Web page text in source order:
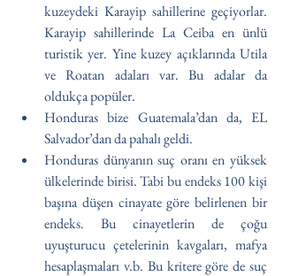
kuzeydeki Karayip sahillerine geçiyorlar.
Karayip sahillerinde La Ceiba en ünlü
turistik yer. Yine kuzey açıklarında Utila
ve Roatan adaları var. Bu adalar da
oldukça popüler.
Honduras bize Guatemala’dan da, EL
Salvador’dan da pahalı geldi.
Honduras dünyanın suç oranı en yüksek
ülkelerinde birisi. Tabi bu endeks 100 kişi
başına düşen cinayate göre belirlenen bir
endeks. Bu cinayetlerin de çoğu
uyuşturucu çetelerinin kavgaları, mafya
hesaplaşmaları v.b. Bu kritere göre de suç